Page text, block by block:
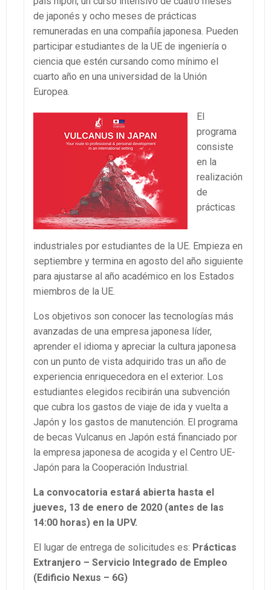
de japonés y ocho meses de prácticas
remuneradas en una compañía japonesa. Pueden
participar estudiantes de la UE de ingeniería o
ciencia que estén cursando como mínimo el
cuarto año en una universidad de la Unión
Europea.
El
programa
consiste
en la
realización
de
prácticas
industriales por estudiantes de la UE. Empieza en
septiembre y termina en agosto del año siguiente
para ajustarse al año académico en los Estados
miembros de la UE.
Los objetivos son conocer las tecnologías más
avanzadas de una empresa japonesa líder,
aprender el idioma y apreciar la cultura japonesa
con un punto de vista adquirido tras un año de
experiencia enriquecedora en el exterior. Los
estudiantes elegidos recibirán una subvención
que cubra los gastos de viaje de ida y vuelta a
Japón y los gastos de manutención. El programa
de becas Vulcanus en Japón está financiado por
la empresa japonesa de acogida y el Centro UE-
Japón para la Cooperación Industrial.
La convocatoria estará abierta hasta el
jueves, 13 de enero de 2020 (antes de las
14:00 horas) en la UPV.
El lugar de entrega de solicitudes es: Prácticas
Extranjero – Servicio Integrado de Empleo
(Edificio Nexus – 6G)